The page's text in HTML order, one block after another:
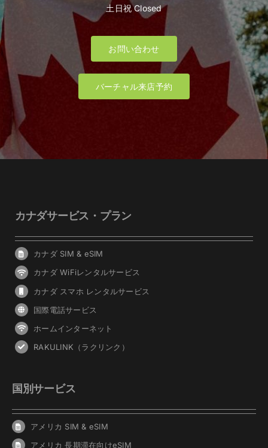
土日祝 Closed
お問い合わせ
バーチャル来店予約
カナダサービス・プラン
カナダ SIM & eSIM
カナダ WiFiレンタルサービス
カナダ スマホ レンタルサービス
国際電話サービス
ホームインターネット
RAKULINK（ラクリンク）
国別サービス
アメリカ SIM & eSIM
アメリカ 長期滞在向けeSIM